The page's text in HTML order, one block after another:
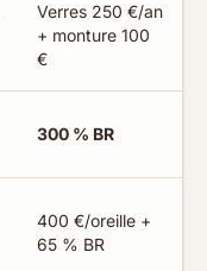
Verres 250 €/an
+ monture 100
€
300 % BR
400 €/oreille +
65 % BR